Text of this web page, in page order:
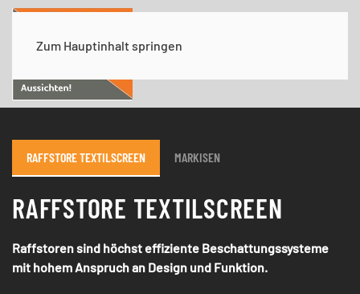
Zum Hauptinhalt springen
RAFFSTORE TEXTILSCREEN MARKISEN
RAFFSTORE TEXTILSCREEN
Raffstoren sind höchst effiziente Beschattungssysteme
mit hohem Anspruch an Design und Funktion.